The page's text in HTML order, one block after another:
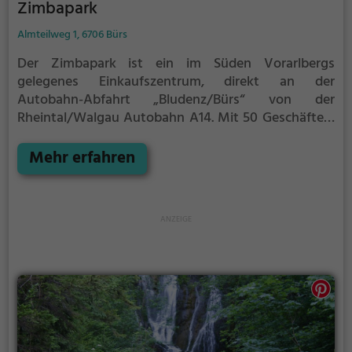
Zimbapark
Almteilweg 1, 6706 Bürs
Der Zimbapark ist ein im Süden Vorarlbergs
gelegenes Einkaufszentrum, direkt an der
Autobahn-Abfahrt „Bludenz/Bürs“ von der
Rheintal/Walgau Autobahn A14. Mit 50 Geschäften,
17.767 m² ist es das größte Shoppingcenter im
Ballungsraum um die Bezirkshauptstadt Bludenz
Mehr erfahren